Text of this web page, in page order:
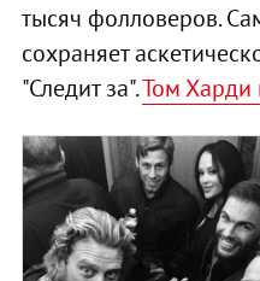
тысяч фолловеров.
сохраняет
"Следит за".Том Харди